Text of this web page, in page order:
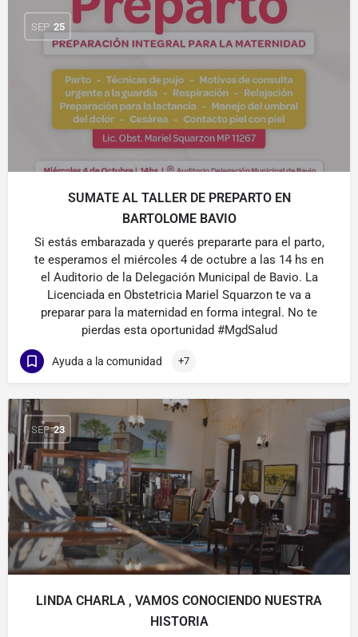
SEP 25
SUMATE AL TALLER DE PREPARTO EN
BARTOLOME BAVIO
Si estás embarazada y querés prepararte para el parto,
te esperamos el miércoles 4 de octubre a las 14 hs en
el Auditorio de la Delegación Municipal de Bavio. La
Licenciada en Obstetricia Mariel Squarzon te va a
preparar para la maternidad en forma integral. No te
pierdas esta oportunidad #MgdSalud
Ayuda a la comunidad +7
SEP 23
LINDA CHARLA , VAMOS CONOCIENDO NUESTRA
HISTORIA